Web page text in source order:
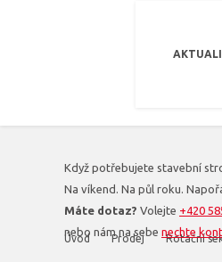
Když potřebujete stavební
Na víkend. Na půl roku.
Máte dotaz? Volejte +420
nebo nám na sebe nechte
Úvod Prodej Rotační